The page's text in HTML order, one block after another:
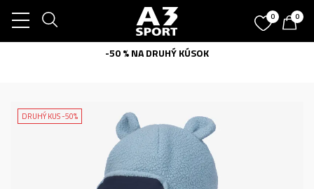
0 0
-50 % NA DRUHÝ KÚSOK
DRUHÝ KUS -50%